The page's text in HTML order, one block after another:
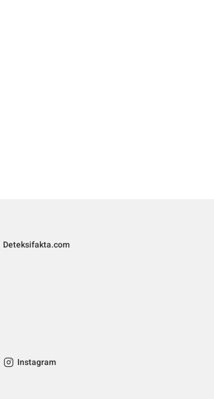
Deteksifakta.com
Instagram